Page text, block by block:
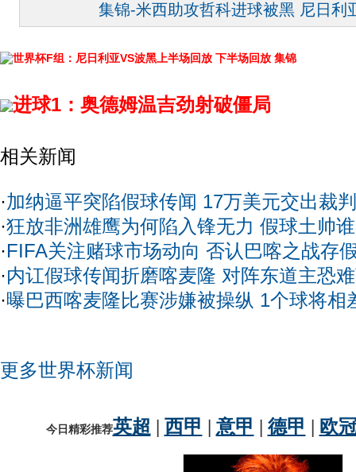
集锦-米西助攻哲科进球被黑 尼日利
世界杯F组：尼日利亚VS波黑上半场回放 下半场回放 集锦
进球1：奥德姆温吉劲射破僵局
相关新闻
·加纳逼平突陷假球传闻 17万美元交出裁
·狂放非洲雄鹰为何陷入锋无力 假球土帅
·FIFA关注赌球市场动向 否认巴喀之战存
·内讧假球传闻折磨喀麦隆 对阵东道主恐
·曝巴西喀麦隆比赛涉嫌被操纵 1个球将相
更多世界杯新闻